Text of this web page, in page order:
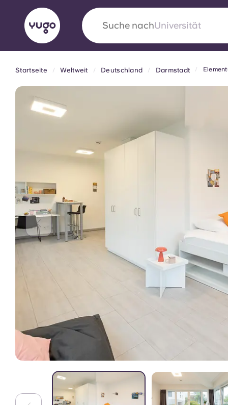
Suche nachUnterkünfte
Über unsStandorteMehr
Yugo VCARB: Eine neue Ära
Die wegweisende Partnerschaft Yugomit
Innovation, Ehrgeiz und unvergessliche
Studenten.
English (GB) English (US)
Startseite Weltweit Deutschland Darmstadt